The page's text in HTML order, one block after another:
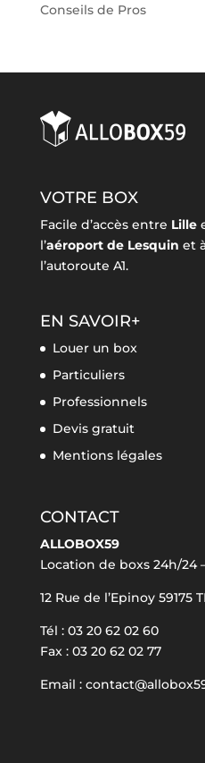
Conseils de Pros
VOTRE BOX
Facile d’accès entre Lille
l’aéroport de Lesquin et
l’autoroute A1.
EN SAVOIR+
Louer un box
Particuliers
Professionnels
Devis gratuit
Mentions légales
CONTACT
ALLOBOX59
Location de boxs 24h/24
12 Rue de l’Epinoy 59175
Tél : 03 20 62 02 60
Fax : 03 20 62 02 77
Email :